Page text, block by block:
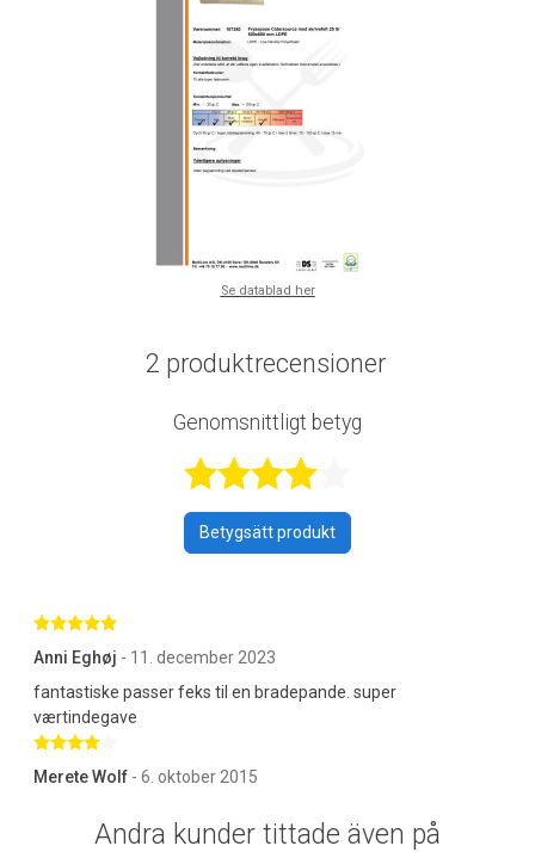
Se datablad her
2 produktrecensioner
Genomsnittligt betyg
Betygsätt produkt
Betygsatt 5 av 5 stjärnor
Anni Eghøj - 11. december 2023
fantastiske passer feks til en bradepande. super
værtindegave
Merete Wolf - 6. oktober 2015
Andra kunder tittade även på